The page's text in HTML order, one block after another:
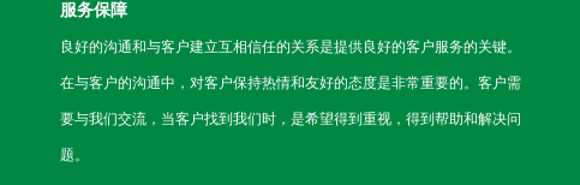
服务保障
良好的沟通和与客户建立互相信任的关系是提供良好的客户服务的关键。
在与客户的沟通中，对客户保持热情和友好的态度是非常重要的。客户需
要与我们交流，当客户找到我们时，是希望得到重视，得到帮助和解决问
题。